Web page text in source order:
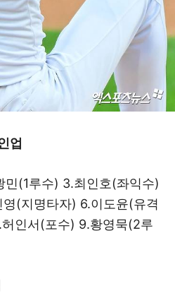
업
민(1루수) 3.최인호(좌익수)
(지명타자) 6.이도윤(유격
인서(포수) 9.황영묵(2루